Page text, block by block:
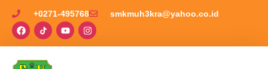
+0271-495768 smkmuh3kra@yahoo.co.id